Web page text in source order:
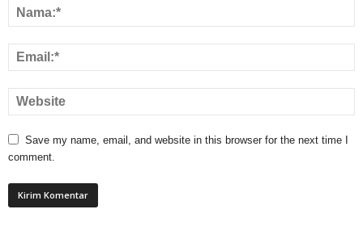
Save my name, email, and website in this browser for the next time I
comment.